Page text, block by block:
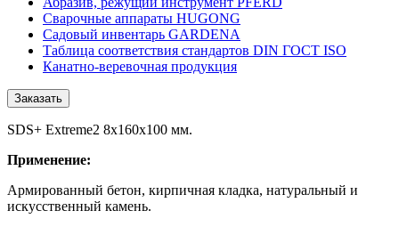
Сварочные аппараты HUGONG
Садовый инвентарь GARDENA
Таблица соответствия стандартов DIN ГОСТ ISO
Канатно-веревочная продукция
Заказать
SDS+ Extreme2 8х160x100 мм.
Применение:
Армированный бетон, кирпичная кладка, натуральный и
искусственный камень.